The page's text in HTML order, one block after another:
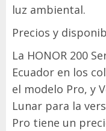
luz ambiental.
Precios y
La HONOR 200
Ecuador en los
el modelo Pro, y
Lunar para la
Pro tiene un